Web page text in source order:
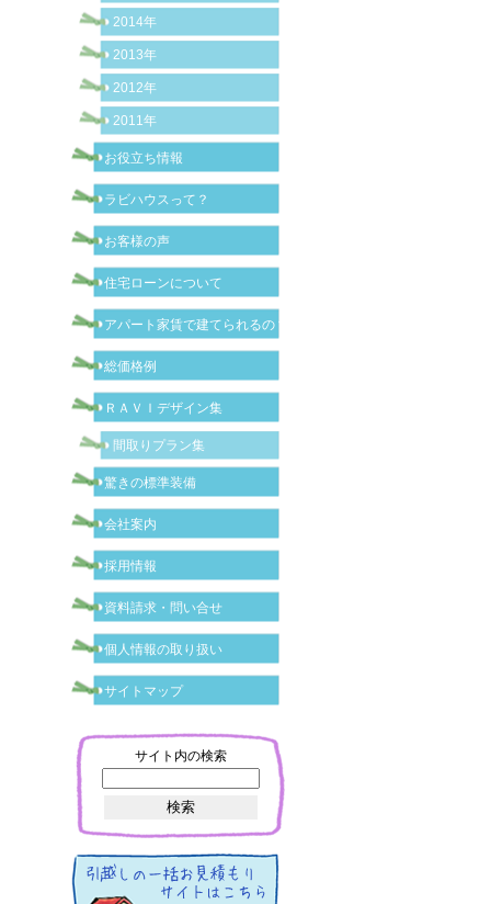
2014年
2013年
2012年
2011年
お役立ち情報
ラビハウスって？
お客様の声
住宅ローンについて
アパート家賃で建てられるの？
総価格例
ＲＡＶＩデザイン集
間取りプラン集
驚きの標準装備
会社案内
採用情報
資料請求・問い合せ
個人情報の取り扱い
サイトマップ
サイト内の検索